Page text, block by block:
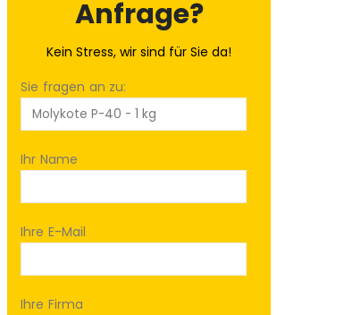
Anfrage?
Kein Stress, wir sind für Sie da!
Sie fragen an zu:
Ihr Name
Ihre E-Mail
Ihre Firma